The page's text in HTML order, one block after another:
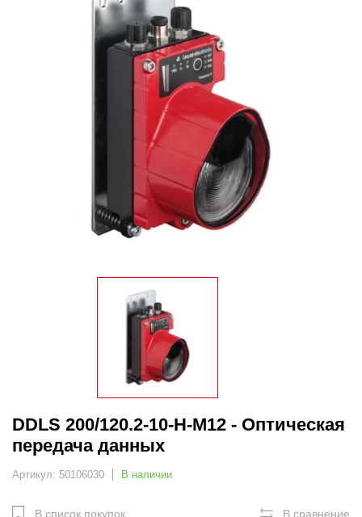
DDLS 200/120.2-10-H-M12 - Оптическая
передача данных
Артикул: 50106030 В наличии
В список покупок В сравнение